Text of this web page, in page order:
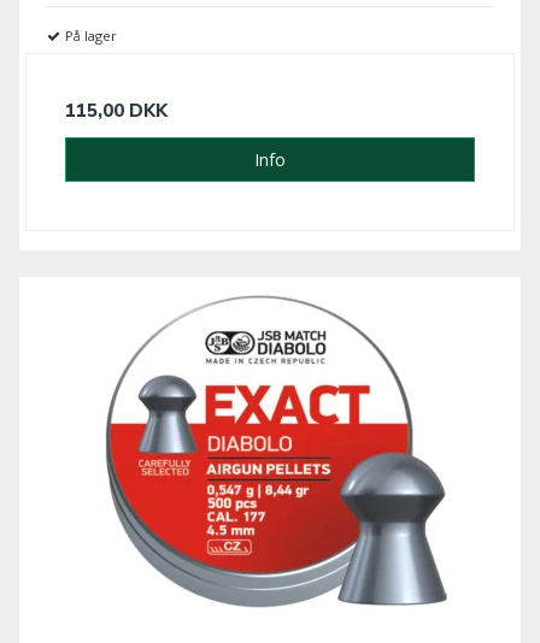
På lager
115,00 DKK
Info